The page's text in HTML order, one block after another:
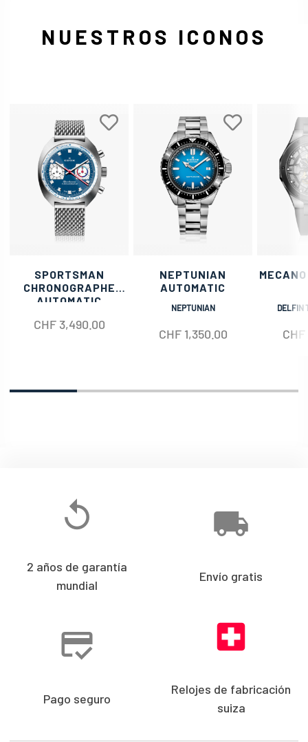
NUESTROS ICONOS
SPORTSMAN
CHRONOGRAPHE
AUTOMATIC
CHF3,490.00
NEPTUNIAN
AUTOMATIC
NEPTUNIAN
CHF1,350.00
DELFIN
CHF
2 años de garantía
mundial
Envío gratis
Pago seguro
Relojes de fabricación
suiza